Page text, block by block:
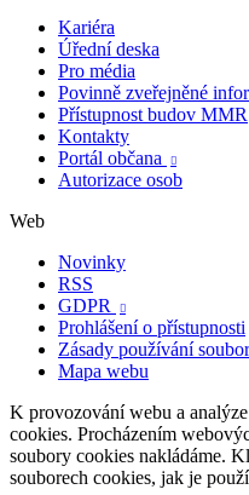
Kariéra
Úřední deska
Pro média
Povinně zveřejněné
Přístupnost budov MMR
Kontakty
Portál občana

Autorizace osob
Web
Novinky
RSS
GDPR

Prohlášení o přístupnosti
Zásady používání
Mapa webu
K provozování webu a
cookies. Procházením
soubory cookies nakládáme.
souborech cookies, jak je